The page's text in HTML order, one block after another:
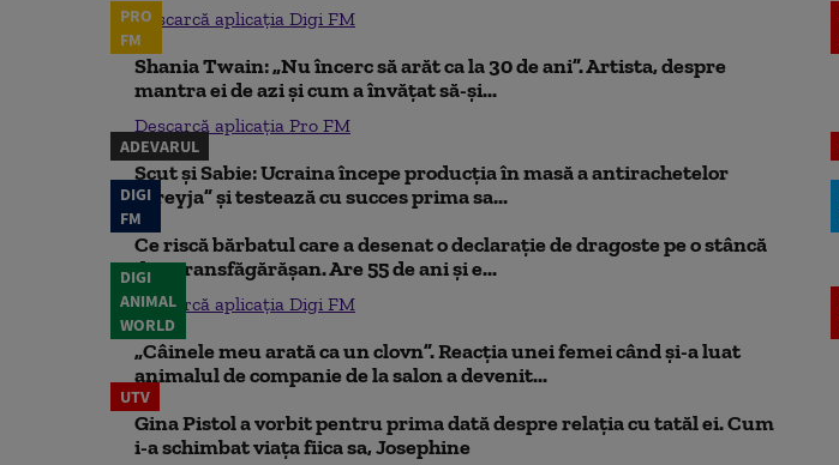
Descarcă aplicația Digi FM
PRO
FM
Shania Twain: „Nu încerc să arăt ca la 30 de ani”. Artista, despre
mantra ei de azi și cum a învățat să-și...
Descarcă aplicația Pro FM
ADEVARUL
Scut și Sabie: Ucraina începe producția în masă a antirachetelor
„Freyja” și testează cu succes prima sa...
DIGI
FM
Ce riscă bărbatul care a desenat o declarație de dragoste pe o stâncă
din Transfăgărășan. Are 55 de ani și e...
Descarcă aplicația Digi FM
DIGI
ANIMAL
WORLD
„Câinele meu arată ca un clovn”. Reacția unei femei când și-a luat
animalul de companie de la salon a devenit...
UTV
Gina Pistol a vorbit pentru prima dată despre relația cu tatăl ei. Cum
i-a schimbat viața fiica sa, Josephine